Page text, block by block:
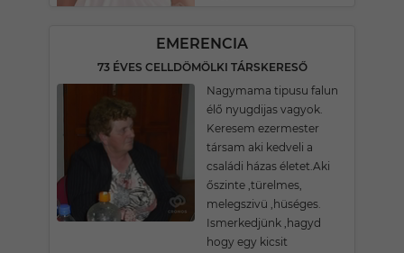
EMERENCIA
73 ÉVES CELLDÖMÖLKI TÁRSKERESŐ
Nagymama tipusu falun
élő nyugdijas vagyok.
Keresem ezermester
társam aki kedveli a
családi házas életet.Aki
őszinte ,türelmes,
melegszivü ,hüséges.
Ismerkedjünk ,hagyd
hogy egy kicsit